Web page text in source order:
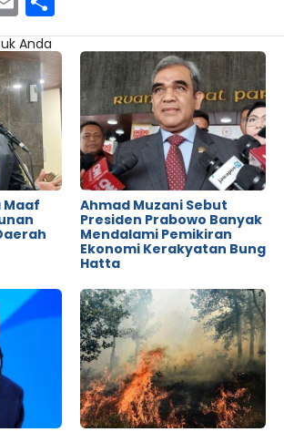
Anda
Maaf
Ahmad Muzani Sebut
Presiden Prabowo Banyak
Mendalami Pemikiran
Ekonomi Kerakyatan Bung
Hatta